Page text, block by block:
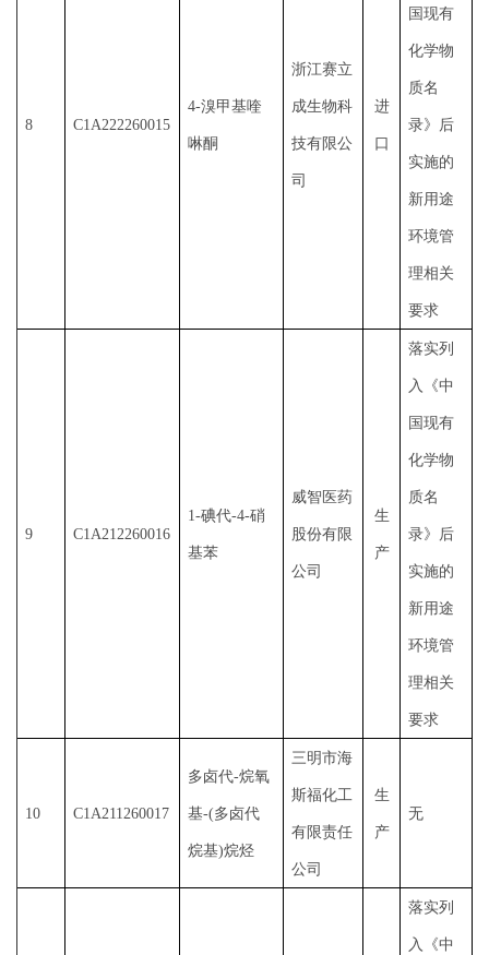
8 C1A222260015
4-溴甲基喹
啉酮
浙江赛立
成生物科
技有限公
司
进
口
国现有
化学物
质名
录》后
实施的
新用途
环境管
理相关
要求
9 C1A212260016
1-碘代-4-硝
基苯
威智医药
股份有限
公司
生
产
落实列
入《中
国现有
化学物
质名
录》后
实施的
新用途
环境管
理相关
要求
10 C1A211260017
多卤代-烷氧
基-(多卤代
烷基)烷烃
三明市海
斯福化工
有限责任
公司
生
产
无
落实列
入《中